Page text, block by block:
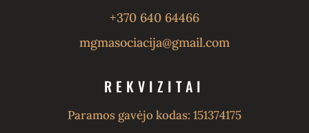
+370 640 64466
mgmasociacija@gmail.com
REKVIZITAI
Paramos gavėjo kodas: 151374175